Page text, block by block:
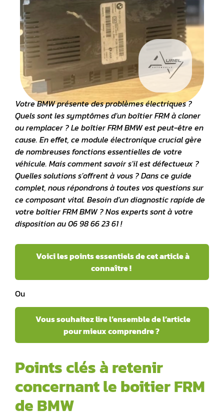
Votre BMW présente desproblèmes électriques?
Quels sont les symptômes d’un boîtier FRM à cloner
ou remplacer ?Le boîtier FRM BMW est peut-être en
cause. En effet, ce module électronique crucial gère
de nombreuses fonctions essentielles de votre
véhicule. Mais comment savoir s’il est défectueux ?
Quelles solutions s’offrent à vous ? Dans ce guide
complet, nous répondrons à toutes vos questions sur
ce composant vital. Besoin d’un diagnostic rapide de
votre boîtier FRM BMW? Nos experts sont à votre
disposition au 06 98 66 23 61 !
Voici les points essentiels de cet article à
connaître !
Ou
Vous souhaitez lire l’ensemble de l’article
pour mieux comprendre ?
Points clés à retenir
concernant le boitier FRM
de BMW